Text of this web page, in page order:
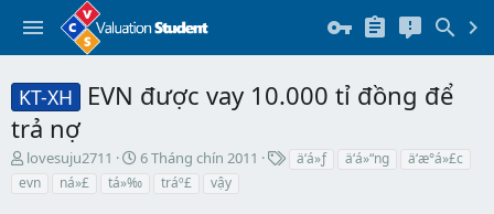
KT-XH
EVN được vay 10.000 tỉ đồng để
trả nợ
T
h
lovesuju2711
N
g
6 Tháng chín 2011 ä‘á»ƒ ä‘á»“ng
ä‘æ°á»£c
evn
ná»£ tá»‰ tráº£ vậy